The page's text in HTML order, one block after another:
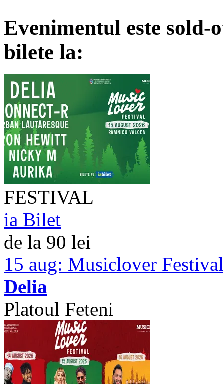
Evenimentul este sold-
bilete la:
FESTIVAL
ia Bilet
de la 90 lei
15 aug: Musiclover
Delia
Platoul Feteni